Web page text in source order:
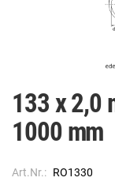
133 x 2,0
1000 mm
Art.Nr.: RO1330